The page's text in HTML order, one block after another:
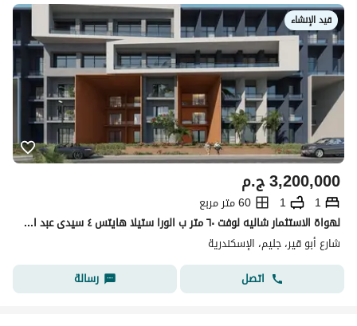
قيد الإنشاء
ج.م3,200,000
1
1
60 متر مربع
لهواة الاستثمار شاليه لوفت ٦٠ متر ب الورا ستيلا هايتس ٤ سيدى عبد الرحم
شارع أبو قير، جليم، الإسكندرية
اتصل
رسالة